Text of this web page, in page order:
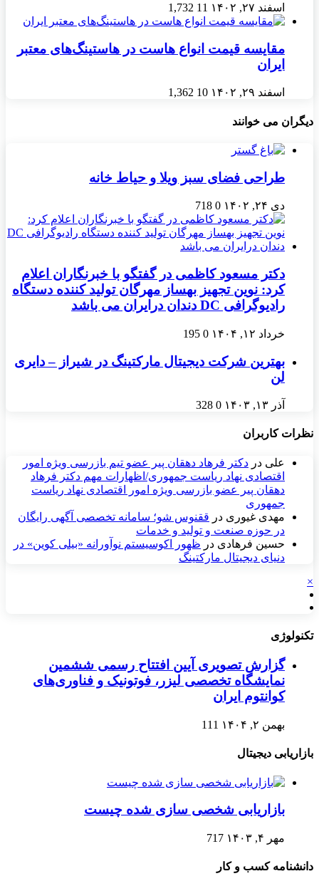
اسفند ۲۷, ۱۴۰۲ 11
1,732
مقایسه قیمت انواع هاست در هاستینگ‌های معتبر
ایران
اسفند ۲۹, ۱۴۰۲ 10
1,362
دیگران می خوانند
طراحی فضای سبز ویلا و حیاط خانه
دی ۲۴, ۱۴۰۲ 0
718
دکتر مسعود کاظمی در گفتگو با خبرنگاران اعلام
کرد: نوین تجهیز بهساز مهرگان تولید کننده دستگاه
رادیوگرافی DC دندان درایران می باشد
خرداد ۱۲, ۱۴۰۴ 0
195
بهترین شرکت دیجیتال مارکتینگ در شیراز – دایری
لن
آذر ۱۳, ۱۴۰۳ 0
328
نظرات کاربران
علی در دکتر فرهاد دهقان پیر عضو تيم بازرسی ويژه امور
اقتصادی نهاد رياست جمهوری/اظهارات مهم دکتر فرهاد
دهقان پیر عضو بازرسی ویژه امور اقتصادی نهاد ریاست
جمهوری
مهدی غیوری در ققنوس شو؛ سامانه تخصصی آگهی رایگان
در حوزه صنعت و تولید و خدمات
حسین فرهادی در ظهور اکوسیستم نوآورانه «بیلی کوین» در
دنیای دیجیتال مارکتینگ
×
تکنولوژی
گزارش تصویری آیین افتتاح رسمی ششمین
نمایشگاه تخصصی لیزر، فوتونیک و فناوری‌های
کوانتوم ایران
بهمن ۲, ۱۴۰۴ 111
بازاریابی دیجیتال
بازاریابی شخصی سازی شده چیست
مهر ۴, ۱۴۰۳ 717
دانشنامه کسب و کار